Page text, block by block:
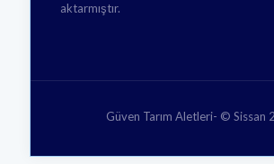
aktarmıştır.
Güven Tarım Aletleri- © Sissan